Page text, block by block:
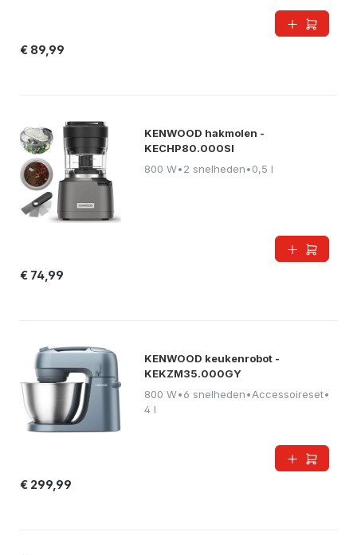
€ 89,99
KENWOOD hakmolen -
KECHP80.000SI
800 W•2 snelheden•0,5 l
€ 74,99
KENWOOD keukenrobot -
KEKZM35.000GY
800 W•6 snelheden•Accessoireset•
4 l
€ 299,99